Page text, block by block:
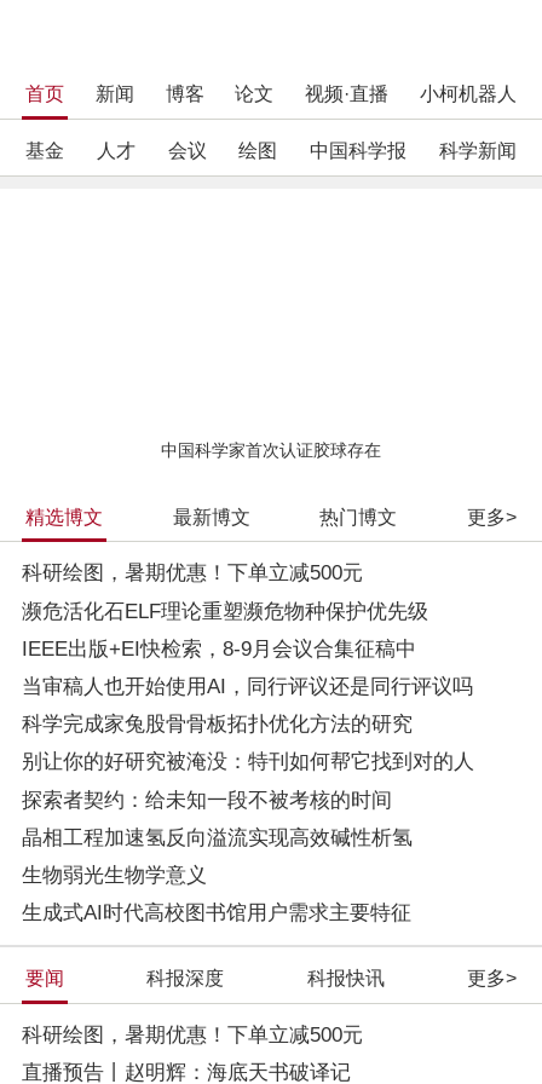
首页 新闻 博客 论文 视频·直播 小柯机器人
基金 人才 会议 绘图 中国科学报 科学新闻
中国科学家首次认证胶球存在
精选博文 最新博文 热门博文 更多>
科研绘图，暑期优惠！下单立减500元
濒危活化石ELF理论重塑濒危物种保护优先级
IEEE出版+EI快检索，8-9月会议合集征稿中
当审稿人也开始使用AI，同行评议还是同行评议吗
科学完成家兔股骨骨板拓扑优化方法的研究
别让你的好研究被淹没：特刊如何帮它找到对的人
探索者契约：给未知一段不被考核的时间
晶相工程加速氢反向溢流实现高效碱性析氢
生物弱光生物学意义
生成式AI时代高校图书馆用户需求主要特征
要闻 科报深度 科报快讯 更多>
科研绘图，暑期优惠！下单立减500元
直播预告丨赵明辉：海底天书破译记